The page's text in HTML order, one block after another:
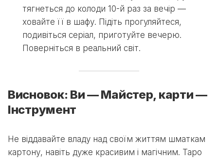
тягнеться до колоди 10-й раз за вечір —
ховайте її в шафу. Підіть прогуляйтеся,
подивіться серіал, приготуйте вечерю.
Поверніться в реальний світ.
Висновок: Ви — Майстер, карти —
Інструмент
Не віддавайте владу над своїм життям шматкам
картону, навіть дуже красивим і магічним. Таро